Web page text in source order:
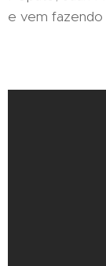
e vem fazendo